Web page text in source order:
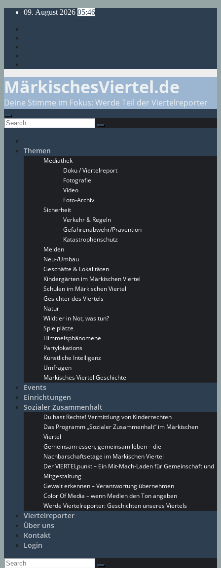
Skip
content
09. August 2026 05:46
MärkischesViertel.de
Deine Stimme im Fokus: Werde Teil der Viertelreporter
Themen
Mediathek
Doku / Viertelreport
Fotografie
Video
Foto-Archiv
Sicherheit
Verkehr & Regeln
Gefahrenabwehr/Prävention
Katastrophenschutz
Melden
Neu-/Umbau
Geschäfte & Lokalitäten
Kindergärten im Märkischen Viertel
Schulen im Märkischen Viertel
Gesichter des Viertels
Natur
Wildtier in Not, was tun?
Spielplätze
Himmelsphänomene
Partylokations
Künstliche Intelligenz
Umfragen
Märkisches Viertel Geschichte
Events
Einrichtungen
Sozialer Zusammenhalt
Du hast Rechte! Vermittlung von Kinderrechten
Das Programm „Sozialer Zusammenhalt“ im Märkischen
Viertel
Gemeinsam essen, gemeinsam leben – die
Nachbarschaftsetage im Märkischen Viertel
Der VIERTELpunkt – Ein Mit-Mach-Laden für Gemeinschaft und
Mitgestaltung
Gewalt erkennen – Verantwortung übernehmen
Color Of Media – wenn Medien den Ton angeben
Werde Viertelreporter: Geschichten unseres Viertels
Viertelreporter
Über uns
Kontakt
Login